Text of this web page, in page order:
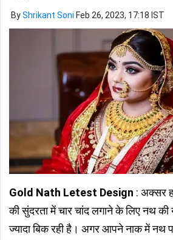
ByShrikant Soni Feb 26, 2023, 17:18 IST
Gold Nath Letest Design : अक्सर
की सुंदरता में चार चांद लगाने के लिए नथ
ज्यादा बिक रही है। अगर आपने नाक में नथ